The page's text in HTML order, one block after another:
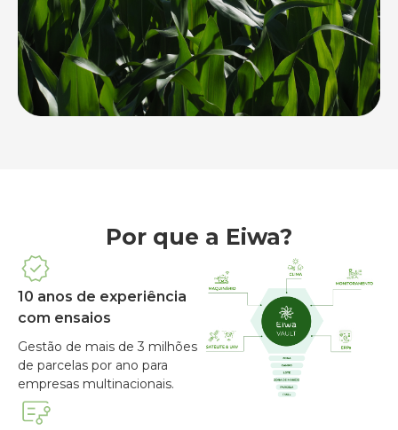
Por que a Eiwa?
10 anos de experiência
com ensaios
Gestão de mais de 3 milhões
de parcelas por ano para
empresas multinacionais.